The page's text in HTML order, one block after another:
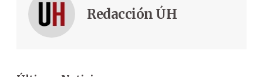
Redacción ÚH